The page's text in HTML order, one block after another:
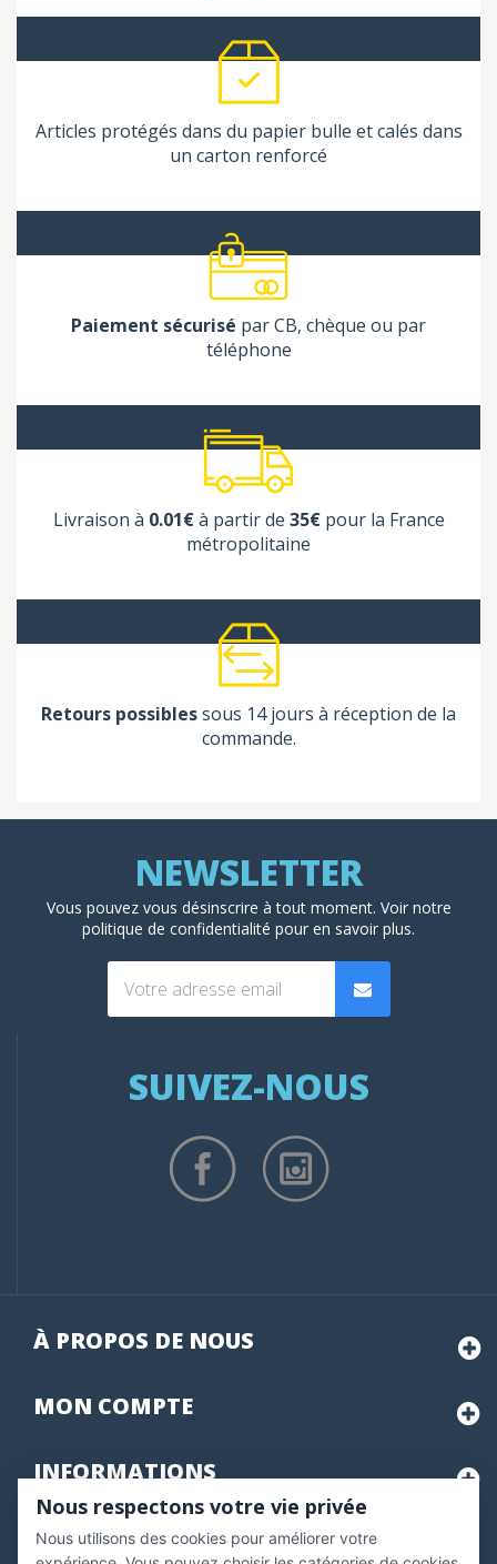
Articles protégés dans du papier bulle et calés dans
un carton renforcé
Paiement sécurisé par CB, chèque ou par
téléphone
Livraison à 0.01€à partir de 35€pour la France
métropolitaine
Retours possiblessous 14 jours à réception de la
commande.
Vous pouvez vous désinscrire à tout moment. Voir notre
politique de confidentialité pour en savoir plus.
SUIVEZ-NOUS
À PROPOS DE NOUS
MON COMPTE
INFORMATIONS
Marchand approuvé par la Société des Avis Garantis,
Nous respectons votre vie privée
Nous utilisons des cookies pour améliorer votre